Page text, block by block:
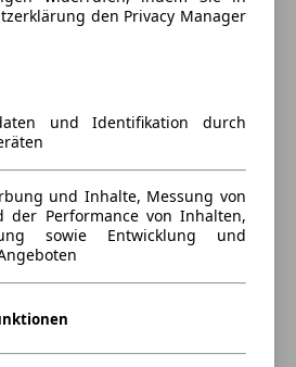
den Privacy Manager
und Identifikation durch
und Inhalte, Messung von
der Performance von Inhalten,
sowie Entwicklung und